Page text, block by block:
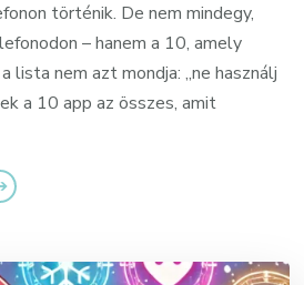
történik. De nem mindegy,
– hanem a 10, amely
lista nem azt mondja: „ne használj
a 10 app az összes, amit